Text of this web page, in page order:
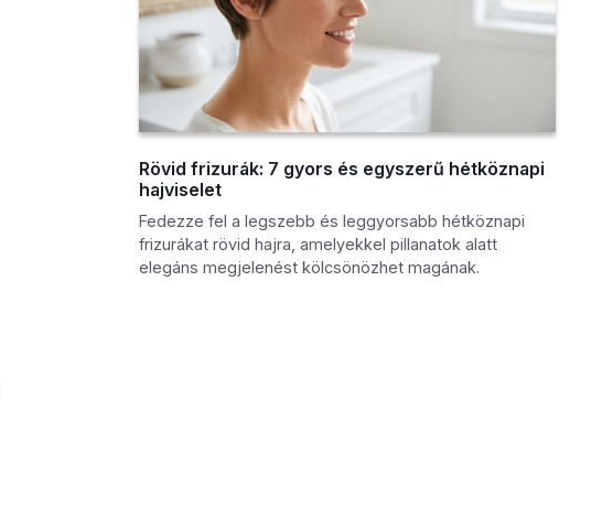
Rövid frizurák: 7 gyors és egyszerű hétköznapi
hajviselet
Fedezze fel a legszebb és leggyorsabb hétköznapi
frizurákat rövid hajra, amelyekkel pillanatok alatt
elegáns megjelenést kölcsönözhet magának.